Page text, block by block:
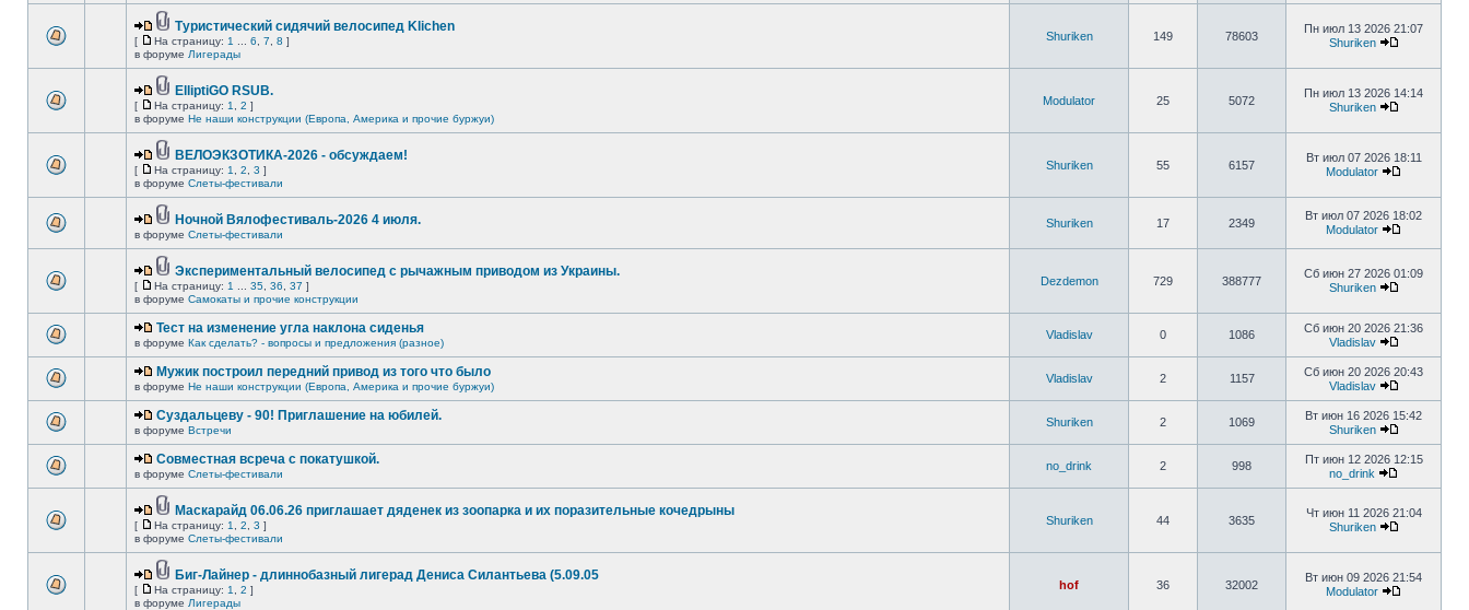
Туристический сидячий велосипед Klichen
[ На страницу: 1 6 7 8 ]
в форуме Лигерады
Shuriken 149 78603
Пн июл 13 2026 21:07
Shuriken
ElliptiGO RSUB.
[ На страницу: 1 2 ]
в форуме Не наши конструкции (Европа, Америка и прочие буржуи)
Modulator 25 5072
Пн июл 13 2026 14:14
Shuriken
ВЕЛОЭКЗОТИКА-2026 - обсуждаем!
[ На страницу: 1 2 3 ]
в форуме Слеты-фестивали
Shuriken 55 6157
Вт июл 07 2026 18:11
Modulator
Ночной Вялофестиваль-2026 4 июля.
в форуме Слеты-фестивали
Shuriken 17 2349
Вт июл 07 2026 18:02
Modulator
Экспериментальный велосипед с рычажным приводом из Украины.
[ На страницу: 1 35 36 37 ]
в форуме Самокаты и прочие конструкции
Dezdemon 729 388777
Сб июн 27 2026 01:09
Shuriken
Тест на изменение угла наклона сиденья
в форуме Как сделать? - вопросы и предложения (разное)
Vladislav 0 1086
Сб июн 20 2026 21:36
Vladislav
Мужик построил передний привод из того что было
в форуме Не наши конструкции (Европа, Америка и прочие буржуи)
Vladislav 2 1157
Сб июн 20 2026 20:43
Vladislav
Суздальцеву - 90! Приглашение на юбилей.
в форуме Встречи
Shuriken 2 1069
Вт июн 16 2026 15:42
Shuriken
Совместная всреча с покатушкой.
в форуме Слеты-фестивали
no_drink 2 998
Пт июн 12 2026 12:15
no_drink
Маскарайд 06.06.26 приглашает дяденек из зоопарка и их поразительные кочедрыны
[ На страницу: 1 2 3 ]
в форуме Слеты-фестивали
Shuriken 44 3635
Чт июн 11 2026 21:04
Shuriken
Биг-Лайнер - длиннобазный лигерад Дениса Силантьева (5.09.05
[ На страницу: 1 2 ]
в форуме Лигерады
hof 36 32002
Вт июн 09 2026 21:54
Modulator